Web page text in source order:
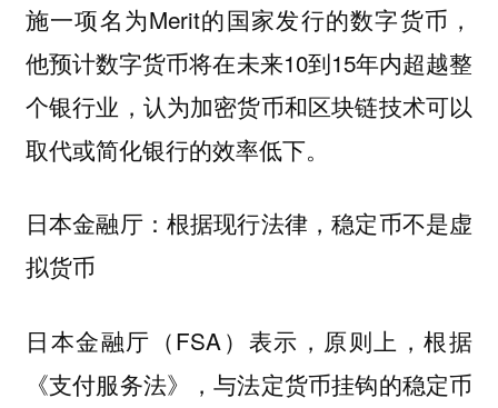
施一项名为Merit的国家发行的数字货币，
他预计数字货币将在未来10到15年内超越整
个银行业，认为加密货币和区块链技术可以
取代或简化银行的效率低下。
日本金融厅：根据现行法律，稳定币不是虚
拟货币
日本金融厅（FSA）表示，原则上，根据
《支付服务法》，与法定货币挂钩的稳定币